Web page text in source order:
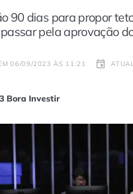
90 dias para propor
pela aprovação
06/09/2023 ÀS 11:21
Bora Investir